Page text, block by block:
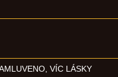
VÍC LÁSKY